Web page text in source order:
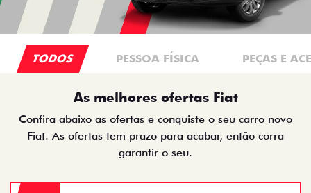
TODOS PEÇAS E
PESSOA FÍSICA
As melhores ofertas Fiat
Confira abaixo as ofertas e conquiste o seu carro novo
Fiat. As ofertas tem prazo para acabar, então corra
garantir o seu.